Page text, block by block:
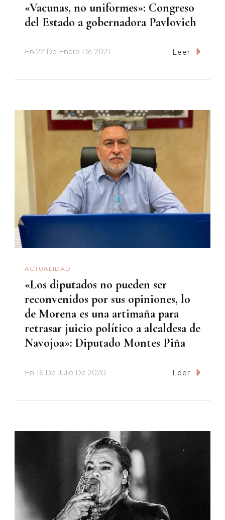
«Vacunas, no uniformes»: Congreso
del Estado a gobernadora Pavlovich
En 22 De Enero De 2021 Leer
ACTUALIDAD
«Los diputados no pueden ser
reconvenidos por sus opiniones, lo
de Morena es una artimaña para
retrasar juicio político a alcaldesa de
Navojoa»: Diputado Montes Piña
En 16 De Julio De 2020 Leer